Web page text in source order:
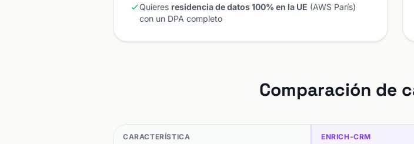
Quieres residencia de datos 100% en la UE (AWS París)
con un DPA completo
Comparación de
CARACTERÍSTICA ENRICH-CRM